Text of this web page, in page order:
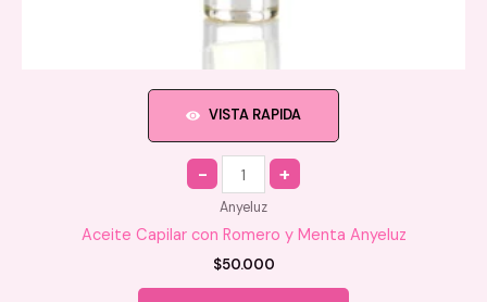
VISTA RAPIDA
Quantity
Anyeluz
Aceite Capilar con Romero y Menta Anyeluz
$50.000